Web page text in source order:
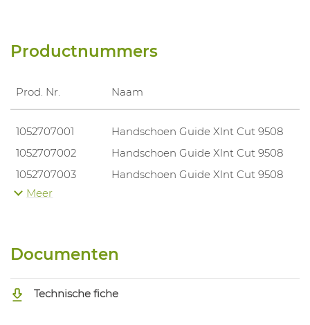
Productnummers
Prod. Nr. Naam
1052707001
Handschoen Guide Xlnt Cut 9508
1052707002
Handschoen Guide Xlnt Cut 9508
1052707003
Handschoen Guide Xlnt Cut 9508
1052707004
Meer
Documenten
Technische fiche